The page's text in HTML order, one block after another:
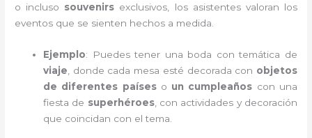
o incluso souvenirs exclusivos, los asistentes valoran los
eventos que se sienten hechos a medida.
Ejemplo: Puedes tener una boda con temática de
viaje , donde cada mesa esté decorada con objetos
de diferentes paíseso un cumpleaños con una
fiesta de superhéroes, con actividades y decoración
que coincidan con el tema.